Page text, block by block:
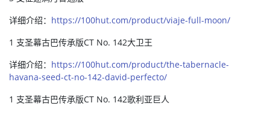
详细介绍： https://100hut.com/product/viaje-full-moon/
1 支圣幕古巴传承版CT No. 142大卫王
详细介绍： https://100hut.com/product/the-tabernacle-
havana-seed-ct-no-142-david-perfecto/
1 支圣幕古巴传承版CT No. 142歌利亚巨人